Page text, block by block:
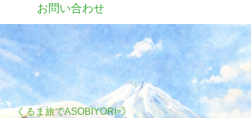
くるま旅でASOBIYORI💨
お問い合わせ